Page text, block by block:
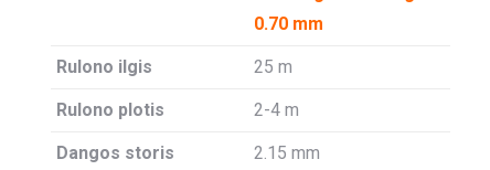
0.70 mm
Rulono ilgis 25 m
Rulono plotis 2-4 m
Dangos storis 2.15 mm